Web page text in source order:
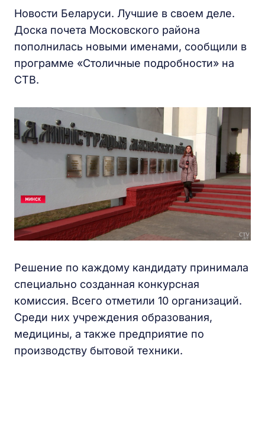
Новости Беларуси. Лучшие в своем деле.
Доска почета Московского района
пополнилась новыми именами, сообщили в
программе «Столичные подробности» на
СТВ.
Решение по каждому кандидату принимала
специально созданная конкурсная
комиссия. Всего отметили 10 организаций.
Среди них учреждения образования,
медицины, а также предприятие по
производству бытовой техники.